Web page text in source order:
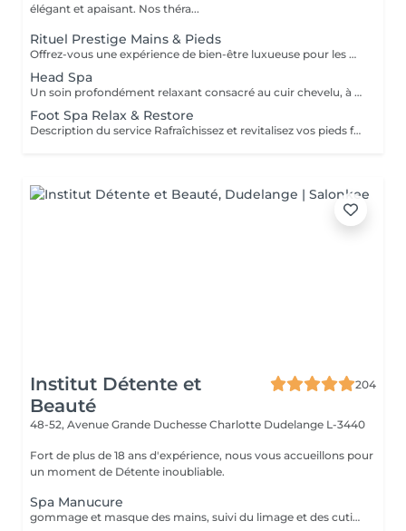
élégant et apaisant. Nos théra...
Rituel Prestige Mains & Pieds
Offrez-vous une expérience de bien-être luxueuse pour les mains et les pieds, conçue pour laisser votre peau douce, nourrie et parfaitement revitalisée. Soin des Pieds (45 min) Bain de Pieds Gommage des Pieds Massage des Pieds Soin à la Paraffine Chaude Soin des Mains (30 min) Gommage des Mains Massage des Mains Soin à la Paraffine Chaude Ce soin associe exfoliation, massage et chaleur apaisante de la paraffine pour adoucir la peau, favoriser la détente et procurer une sensation durable de confort aux mains et aux pieds.
Head Spa
Un soin profondément relaxant consacré au cuir chevelu, à la tête, à la nuque et au bien-être général. Des techniques de massage douces aident à soulager les tensions, stimuler la circulation et procurer une agréable sensation de détente tout en prenant soin du cuir chevelu et des cheveux. Le soin comprend un massage relaxant du cuir chevelu, un shampooing et un séchage des cheveux. Idéal pour réduire le stress, relâcher les tensions et profiter d'un véritable moment de détente.
Foot Spa Relax & Restore
Description du service Rafraîchissez et revitalisez vos pieds fatigués grâce à un rituel de soin relaxant. Choisissez entre un soin essentiel de 30 minutes ou une expérience complète de 60 minutes, comprenant un massage relaxant de la tête, de la nuque et des épaules. 30 min · 69 € — Soin essentiel des pieds Bain de pieds, gommage exfoliant, masque-crème nourrissant et massage relaxant des pieds. Les chaussettes-masque et le soin à la paraffine ne sont pas inclus. 60 min · 129 € — Soin complet des pieds et relaxation du haut du corps Bain de pieds, gommage exfoliant, masque-crème nourrissant, chaussettes-masque, soin chaud à la paraffine et massage relaxant des pieds. Pendant le temps de pose du masque, vous bénéficiez d'un massage de 15 minutes de la tête, de la nuque et des épaules, inclus dans la durée totale du soin de 60 minutes.
Institut Détente et
Beauté
204
48-52, Avenue Grande Duchesse Charlotte Dudelange L-3440
Fort de plus de 18 ans d'expérience, nous vous accueillons pour
un moment de Détente inoubliable.
Spa Manucure
gommage et masque des mains, suivi du limage et des cuticules, et massage des mains